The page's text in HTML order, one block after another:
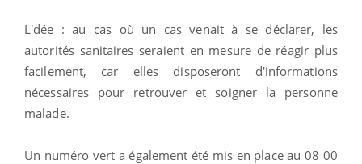
L'dée : au cas où un cas venait à se déclarer, les
autorités sanitaires seraient en mesure de réagir plus
facilement, car elles disposeront d'informations
nécessaires pour retrouver et soigner la personne
malade.
Un numéro vert a également été mis en place au 08 00